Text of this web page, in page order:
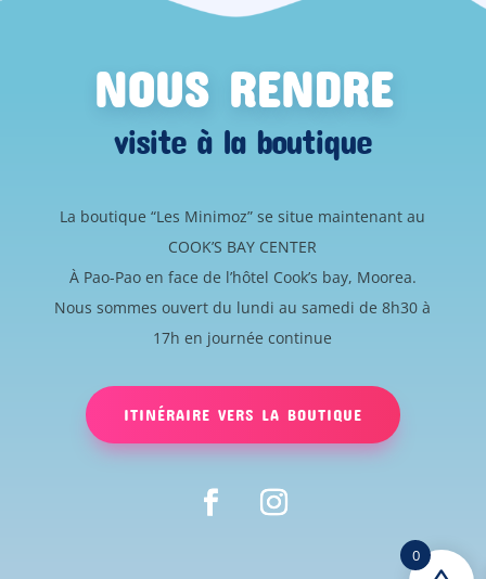
NOUS RENDRE
visite à la boutique
La boutique “Les Minimoz” se situe maintenant au
COOK’S BAY CENTER
À Pao-Pao en face de l’hôtel Cook’s bay, Moorea.
Nous sommes ouvert du lundi au samedi de 8h30 à
17h en journée continue
ITINÉRAIRE VERS LA BOUTIQUE
0